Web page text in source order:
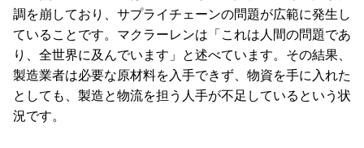
調を崩しており、サプライチェーンの問題が広範に発生し
ていることです。マクラーレンは「これは人間の問題であ
り、全世界に及んでいます」と述べています。その結果、
製造業者は必要な原材料を入手できず、物資を手に入れた
としても、製造と物流を担う人手が不足しているという状
況です。